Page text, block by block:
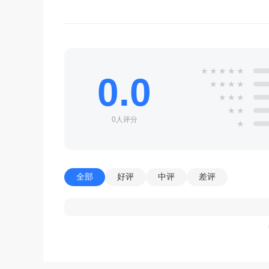
0.0
0人评分
★ ★ ★ ★ ★
★ ★ ★ ★
★ ★ ★
★ ★
★
全部 好评 中评 差评